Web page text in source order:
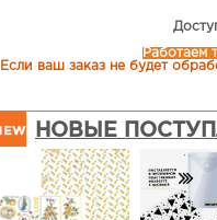
Работаем
Если ваш заказ не будет
НОВЫЕ